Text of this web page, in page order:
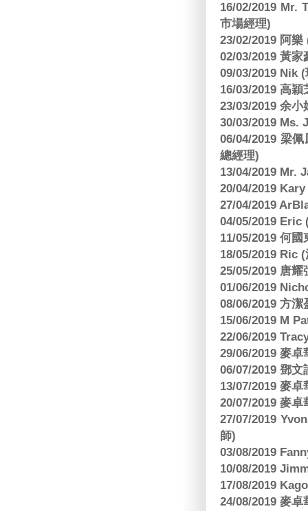
16/02/2019 Mr.
市場經理)
23/02/2019 阿
02/03/2019 黃
09/03/2019 Nik
16/03/2019 高
23/03/2019 余
30/03/2019 Ms.
06/04/2019 梁
總經理)
13/04/2019 Mr.
20/04/2019
27/04/2019
04/05/2019 Eric
11/05/2019 何
18/05/2019 Ric
25/05/2019 唐
01/06/2019
08/06/2019 方
15/06/2019 M
22/06/2019
29/06/2019 麥
06/07/2019 鄧
13/07/2019 麥
20/07/2019 麥
27/07/2019
師)
03/08/2019
10/08/2019
17/08/2019
24/08/2019 麥